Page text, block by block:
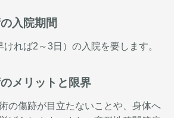
入院期間
れば2～3日）の入院を要します。
メリットと限界
の傷跡が目立たないことや、身体へ